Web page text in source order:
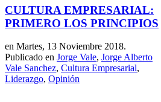
CULTURA EMPRESARIAL:
PRIMERO LOS PRINCIPIOS
en Martes, 13 Noviembre 2018.
Publicado en Jorge Vale, Jorge Alberto
Vale Sanchez, Cultura Empresarial,
Liderazgo, Opinión